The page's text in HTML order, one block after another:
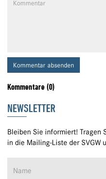
Kommentar absenden
Kommentare (0)
NEWSLETTER
Bleiben Sie informiert! Tragen
in die Mailing-Liste der SVGW